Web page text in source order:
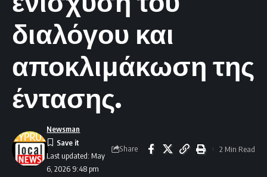
διαλόγου και
αποκλιμάκωση της
έντασης.
Last updated: May
6, 2026 9:48 pm
Newsman
Share 2 Min Read